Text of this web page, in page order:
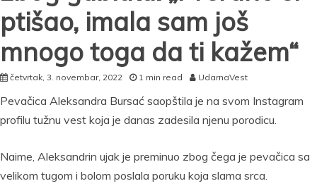
ptišao, imala sam još
mnogo toga da ti kažem“
četvrtak, 3. novembar, 2022 1 min read UdarnaVest
Pevačica Aleksandra Bursać saopštila je na svom Instagram
profilu tužnu vest koja je danas zadesila njenu porodicu.
Naime, Aleksandrin ujak je preminuo zbog čega je pevačica sa
velikom tugom i bolom poslala poruku koja slama srca.